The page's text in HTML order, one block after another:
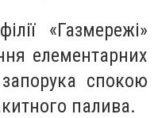
«Газмережі»
елементарних
спокою
палива.